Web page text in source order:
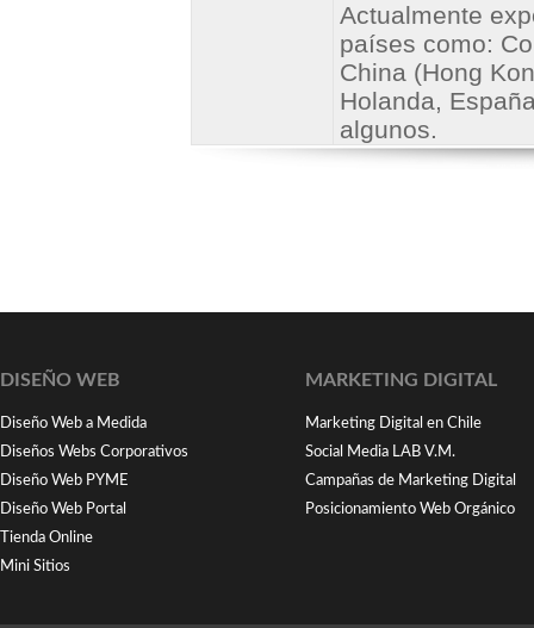
Actualmente
países como:
China (Hong
Holanda,
algunos.
DISEÑO WEB
Diseño Web a Medida
Diseños Webs Corporativos
Diseño Web PYME
Diseño Web Portal
Tienda Online
Mini Sitios
MARKETING DIGITAL
Marketing Digital en Chile
Social Media LAB V.M.
Campañas de Marketing Digital
Posicionamiento Web Orgánico